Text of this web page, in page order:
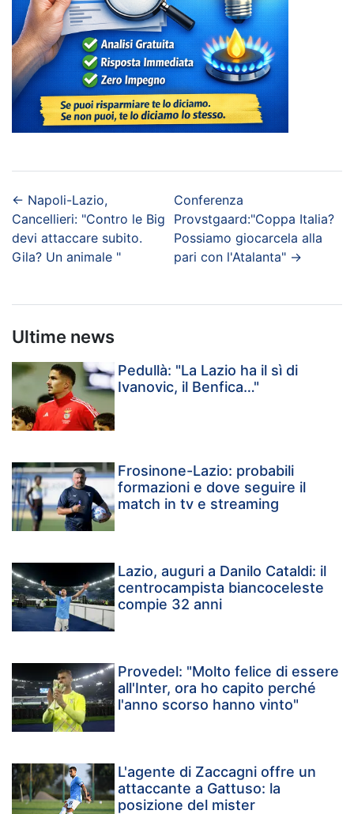
← Napoli-Lazio,
Cancellieri: "Contro le Big
devi attaccare subito.
Gila? Un animale "
Conferenza
Provstgaard:"Coppa Italia?
Possiamo giocarcela alla
pari con l'Atalanta" →
Ultime news
Pedullà: "La Lazio ha il sì di
Ivanovic, il Benfica…"
Frosinone-Lazio: probabili
formazioni e dove seguire il
match in tv e streaming
Lazio, auguri a Danilo Cataldi: il
centrocampista biancoceleste
compie 32 anni
Provedel: "Molto felice di essere
all'Inter, ora ho capito perché
l'anno scorso hanno vinto"
L'agente di Zaccagni offre un
attaccante a Gattuso: la
posizione del mister